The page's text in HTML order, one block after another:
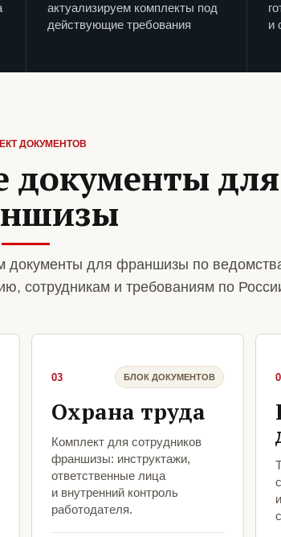
актуализируем комплекты под
действующие требования
и
ДОКУМЕНТОВ
документы для
документы для франшизы по
сотрудникам и требованиям по
03 БЛОК ДОКУМЕНТОВ
Охрана труда
Комплект для сотрудников
франшизы: инструктажи,
ответственные лица
и внутренний контроль
работодателя.